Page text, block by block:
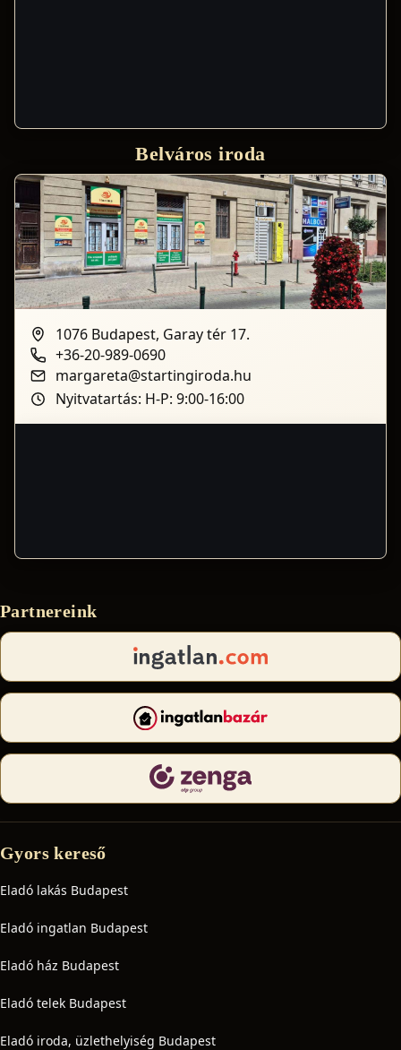
Belváros iroda
1076 Budapest, Garay tér 17.
+36-20-989-0690
margareta@startingiroda.hu
Nyitvatartás: H-P: 9:00-16:00
Partnereink
Gyors kereső
Eladó lakás Budapest
Eladó ingatlan Budapest
Eladó ház Budapest
Eladó telek Budapest
Eladó iroda, üzlethelyiség Budapest